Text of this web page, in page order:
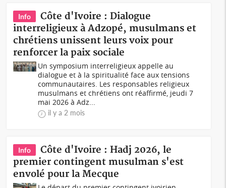
Info
Côte d'Ivoire : Dialogue
interreligieux à Adzopé, musulmans et
chrétiens unissent leurs voix pour
renforcer la paix sociale
Un symposium interreligieux appelle au
dialogue et à la spiritualité face aux tensions
communautaires. Les responsables religieux
musulmans et chrétiens ont réaffirmé, jeudi 7
mai 2026 à Adz...
il y a 2 mois
Info
Côte d'Ivoire : Hadj 2026, le
premier contingent musulman s'est
envolé pour la Mecque